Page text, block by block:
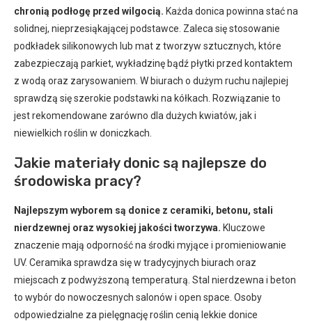
chronią podłogę przed wilgocią. Każda donica powinna stać na
solidnej, nieprzesiąkającej podstawce. Zaleca się stosowanie
podkładek silikonowych lub mat z tworzyw sztucznych, które
zabezpieczają parkiet, wykładzinę bądź płytki przed kontaktem
z wodą oraz zarysowaniem. W biurach o dużym ruchu najlepiej
sprawdzą się szerokie podstawki na kółkach. Rozwiązanie to
jest rekomendowane zarówno dla dużych kwiatów, jak i
niewielkich roślin w doniczkach.
Jakie materiały donic są najlepsze do
środowiska pracy?
Najlepszym wyborem są donice z ceramiki, betonu, stali
nierdzewnej oraz wysokiej jakości tworzywa. Kluczowe
znaczenie mają odporność na środki myjące i promieniowanie
UV. Ceramika sprawdza się w tradycyjnych biurach oraz
miejscach z podwyższoną temperaturą. Stal nierdzewna i beton
to wybór do nowoczesnych salonów i open space. Osoby
odpowiedzialne za pielęgnację roślin cenią lekkie donice